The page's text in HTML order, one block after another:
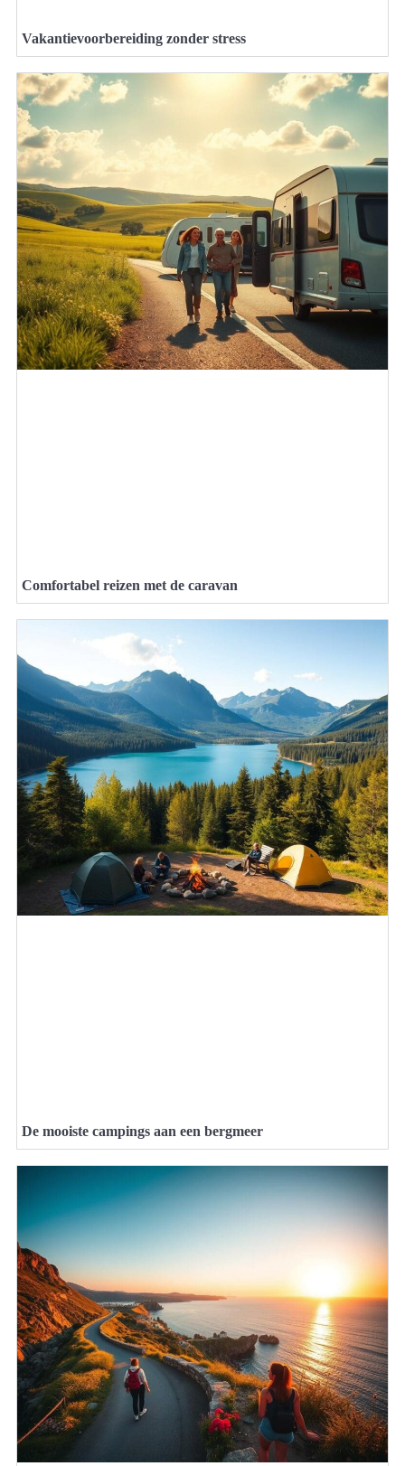
Vakantievoorbereiding zonder stress
Comfortabel reizen met de caravan
De mooiste campings aan een bergmeer